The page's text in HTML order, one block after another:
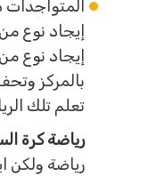
المتواجدات
إيجاد نوع من
إيجاد نوع من
بالمركز
تعلم تلك
رياضة كرة
رياضة ولكن